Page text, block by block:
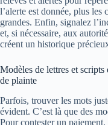
l’alerte est donnée, plus les
grandes. Enfin, signalez
et, si nécessaire, aux
créent un historique
Modèles de lettres et
de plainte
Parfois, trouver les mots
évident. C’est là que des
Pour contester un